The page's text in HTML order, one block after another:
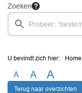
Zoeken
U bevindt zich hier: Home
A A A
Terug naar overzichten